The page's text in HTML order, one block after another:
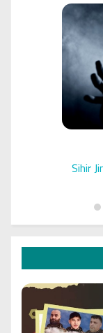
Sihir